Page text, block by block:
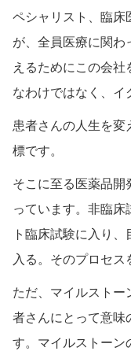
ペシャリスト、臨床
が、全員医療に関わ
えるためにこの会
なわけではなく、イ
患者さんの人生を変
標です。
そこに至る医薬品開
っています。非臨床
ト臨床試験に入り
入る。そのプロセス
ただ、マイルストー
者さんにとって意味
す。マイルストーン